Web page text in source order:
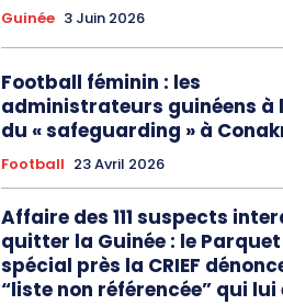
Guinée 3 Juin 2026
Football féminin : les
administrateurs guinéens à
du « safeguarding » à
Football 23 Avril 2026
Affaire des 111 suspects
quitter la Guinée : le Parquet
spécial près la CRIEF
“liste non référencée” qui lui